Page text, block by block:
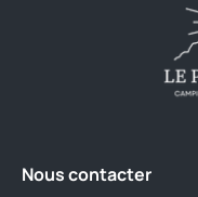
Nous contacter